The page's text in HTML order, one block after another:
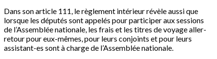
Dans son article 111, le règlement intérieur révèle aussi que
lorsque les députés sont appelés pour participer aux sessions
de l’Assemblée nationale, les frais et les titres de voyage aller-
retour pour eux-mêmes, pour leurs conjoints et pour leurs
assistant-es sont à charge de l’Assemblée nationale.